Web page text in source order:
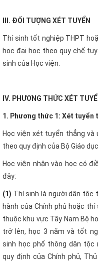
III. ĐỐI TƯỢNG XÉT TUYỂN
Thí sinh tốt nghiệp THPT
học đại học theo quy chế
sinh của Học viện.
IV. PHƯƠNG THỨC XÉT
1. Phương thức 1: Xét tuyển
Học viện xét tuyển thẳng
theo quy định của Bộ Giáo
Học viện nhận vào học có
đây:
(1) Thí sinh là người dân tộc
hành của Chính phủ hoặc
thuộc khu vực Tây Nam Bộ
trở lên, học 3 năm và tốt
sinh học phổ thông dân
quy định của Chính phủ,